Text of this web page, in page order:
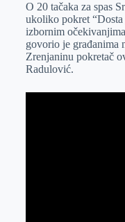
e
r
I
n
s
A
p
p
a
i
l
O 20 tačaka za spas
ukoliko pokret
izbornim
govorio je građanima
Zrenjaninu pokretač
Radulović.